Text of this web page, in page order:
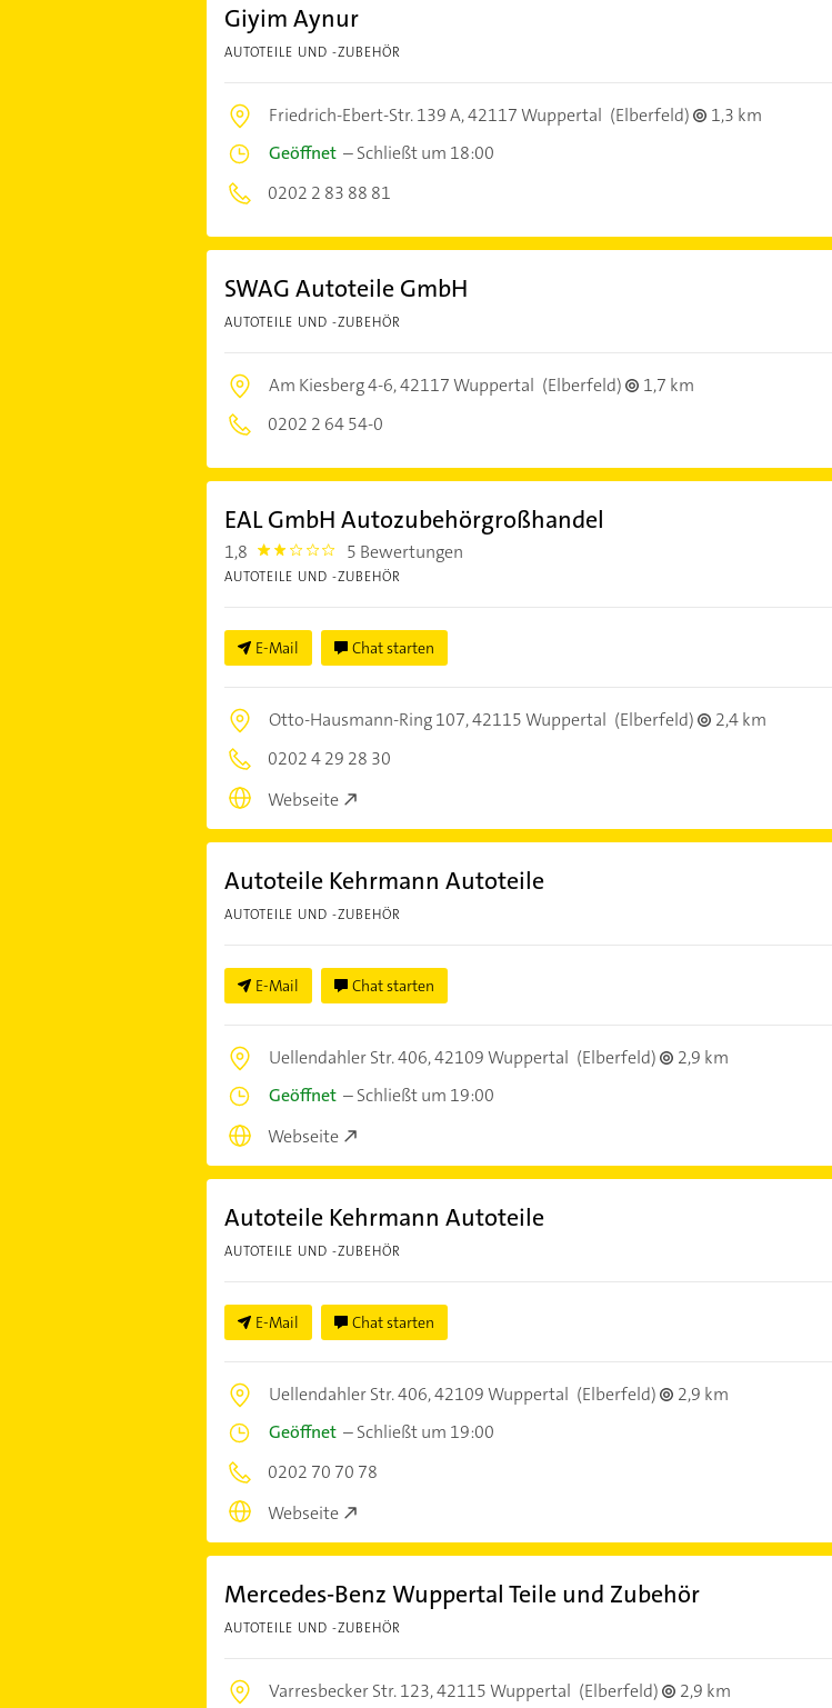
Giyim Aynur
AUTOTEILE UND -ZUBEHÖR
Friedrich-Ebert-Str. 139 A,42117 Wuppertal (Elberfeld)
1,3 km
Geöffnet–Schließt um 18:00
0202 2 83 88 81
SWAG Autoteile GmbH
AUTOTEILE UND -ZUBEHÖR
Am Kiesberg 4-6,42117 Wuppertal (Elberfeld)
1,7 km
0202 2 64 54-0
EAL GmbH Autozubehörgroßhandel
1,8 1.8000001 5 Bewertungen
AUTOTEILE UND -ZUBEHÖR
E-Mail Chat starten
Otto-Hausmann-Ring 107,42115 Wuppertal (Elberfeld)
2,4 km
0202 4 29 28 30
Webseite
Autoteile Kehrmann Autoteile
AUTOTEILE UND -ZUBEHÖR
E-Mail Chat starten
Uellendahler Str. 406,42109 Wuppertal (Elberfeld)
2,9 km
Geöffnet–Schließt um 19:00
Webseite
Autoteile Kehrmann Autoteile
AUTOTEILE UND -ZUBEHÖR
E-Mail Chat starten
Uellendahler Str. 406,42109 Wuppertal (Elberfeld)
2,9 km
Geöffnet–Schließt um 19:00
0202 70 70 78
Webseite
Mercedes-Benz Wuppertal Teile und Zubehör
AUTOTEILE UND -ZUBEHÖR
Varresbecker Str. 123,42115 Wuppertal (Elberfeld) 2,9 km